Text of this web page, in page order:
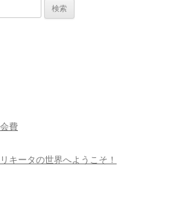
費
キータの世界へようこそ！